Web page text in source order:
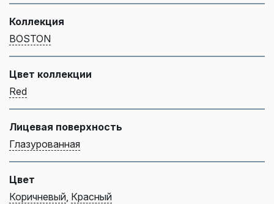
Коллекция
BOSTON
Цвет коллекции
Red
Лицевая поверхность
Глазурованная
Цвет
Коричневый Красный